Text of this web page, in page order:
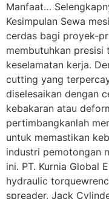
Manfaat…
Kesimpulan Sewa
cerdas bagi proyek-
membutuhkan
keselamatan kerja.
cutting yang
diselesaikan dengan
kebakaran atau
pertimbangkanlah
untuk memastikan
industri pemotongan
ini. PT. Kurnia Global
hydraulic
spreader, Jack